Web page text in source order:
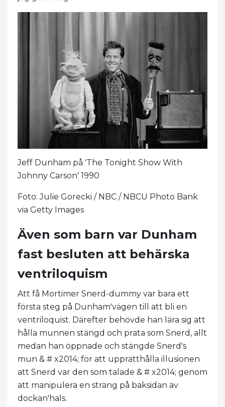
Jeff Dunham på 'The Tonight Show With
Johnny Carson' 1990
Foto: Julie Gorecki / NBC / NBCU Photo Bank
via Getty Images
Även som barn var Dunham
fast besluten att behärska
ventriloquism
Att få Mortimer Snerd-dummy var bara ett
första steg på Dunham'vägen till att bli en
ventriloquist. Därefter behövde han lära sig att
hålla munnen stängd och prata som Snerd, allt
medan han öppnade och stängde Snerd's
mun & # x2014; för att upprätthålla illusionen
att Snerd var den som talade & # x2014; genom
att manipulera en sträng på baksidan av
dockan'hals.